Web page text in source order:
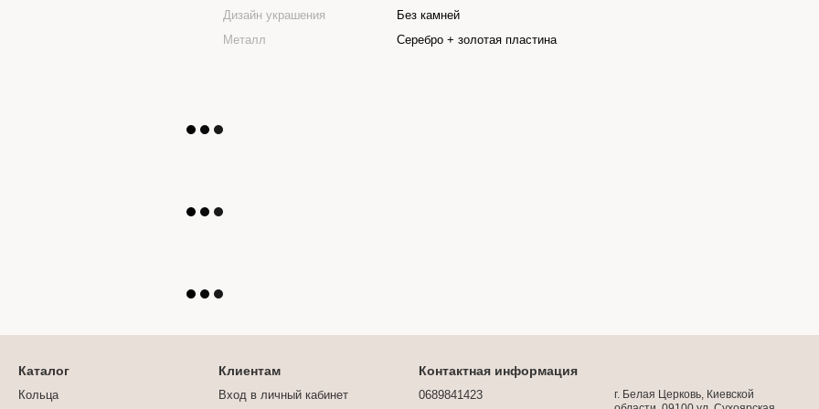
Дизайн украшения
Без камней
Металл
Серебро + золотая пластина
Каталог
Кольца
Клиентам
Вход в личный кабинет
Контактная информация
0689841423
г. Белая Церковь, Киевской